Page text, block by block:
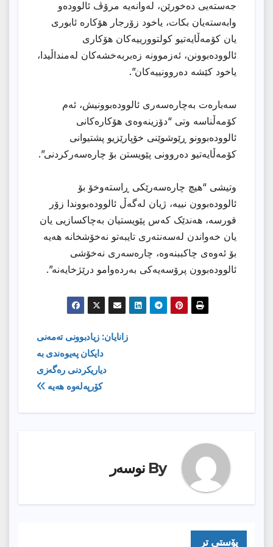
جەستەیی دەخورێن، لەوانەیە مرۆڤ ئالوودەو
وابەستەیان بکات، یاخود زۆرجار هۆکارە ئابوری
یان کۆمەڵایەتیو کولتوورییەکان هۆکاری
ئالوودەبوونن، ئەزموونە زەبربەخشەکان لەمنداڵیدا،
یاخود کێشە دەروونییەکان”.
سەبارەت بەچارەسەری ئالوودەبوونیش، ئەم
کۆمەڵناسە وتی “دۆزینەوەی هۆکارەکانی
ئالوودەبوونو ڕێوشوێنی خۆپارێزیو پشتیوانی
کۆمەڵایەتیو دەروونی پێویستن بۆ چارەسەرکردنی”.
وتیشی “هیچ چارەسەرێکی ڕاستەوخۆ بۆ
ئالوودەبوون نییە، ژیان لەگەڵ ئالوودەبووندا زۆر
قورسە، هەندێک کەس پێویستیان بەچاکسازیی یان
یان خەواندن لەسەنتەری تایبەتو نەخۆشخانە هەیە
بۆ ئەوەی چاکببنەوە، چارەسەری نەخۆشی
ئالوودەبوون پرۆسەیەکی بەردەوامو درێژخایەنە”.
زانایان: زیادبوونی تەمەنی
دایکان پەیوەندی بە
دیاریکردنی رەگەزی
کۆرپەلەوە هەیە
By نوسەر
پۆستى تر